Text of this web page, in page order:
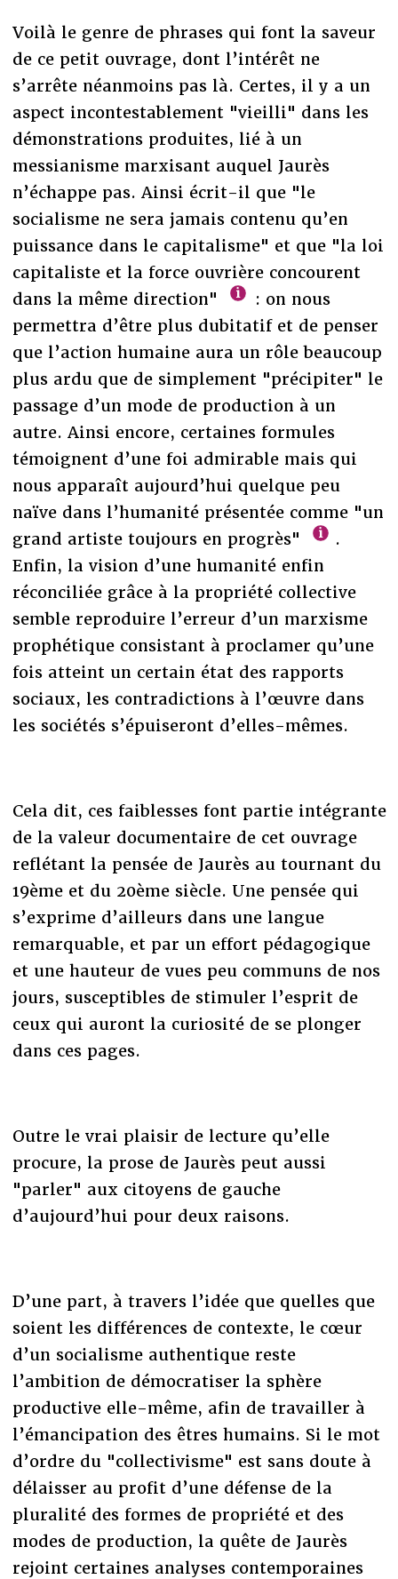
Voilà le genre de phrases qui font la saveur
de ce petit ouvrage, dont l’intérêt ne
s’arrête néanmoins pas là. Certes, il y a un
aspect incontestablement "vieilli" dans les
démonstrations produites, lié à un
messianisme marxisant auquel Jaurès
n’échappe pas. Ainsi écrit-il que "le
socialisme ne sera jamais contenu qu’en
puissance dans le capitalisme" et que "la loi
capitaliste et la force ouvrière concourent
dans la même direction"
: on nous
permettra d’être plus dubitatif et de penser
que l’action humaine aura un rôle beaucoup
plus ardu que de simplement "précipiter" le
passage d’un mode de production à un
autre. Ainsi encore, certaines formules
témoignent d’une foi admirable mais qui
nous apparaît aujourd’hui quelque peu
naïve dans l’humanité présentée comme "un
grand artiste toujours en progrès"
.
Enfin, la vision d’une humanité enfin
réconciliée grâce à la propriété collective
semble reproduire l’erreur d’un marxisme
prophétique consistant à proclamer qu’une
fois atteint un certain état des rapports
sociaux, les contradictions à l’œuvre dans
les sociétés s’épuiseront d’elles-mêmes.
Cela dit, ces faiblesses font partie intégrante
de la valeur documentaire de cet ouvrage
reflétant la pensée de Jaurès au tournant du
19ème et du 20ème siècle. Une pensée qui
s’exprime d’ailleurs dans une langue
remarquable, et par un effort pédagogique
et une hauteur de vues peu communs de nos
jours, susceptibles de stimuler l’esprit de
ceux qui auront la curiosité de se plonger
dans ces pages.
Outre le vrai plaisir de lecture qu’elle
procure, la prose de Jaurès peut aussi
"parler" aux citoyens de gauche
d’aujourd’hui pour deux raisons.
D’une part, à travers l’idée que quelles que
soient les différences de contexte, le cœur
d’un socialisme authentique reste
l’ambition de démocratiser la sphère
productive elle-même, afin de travailler à
l’émancipation des êtres humains. Si le mot
d’ordre du "collectivisme" est sans doute à
délaisser au profit d’une défense de la
pluralité des formes de propriété et des
modes de production, la quête de Jaurès
rejoint certaines analyses contemporaines